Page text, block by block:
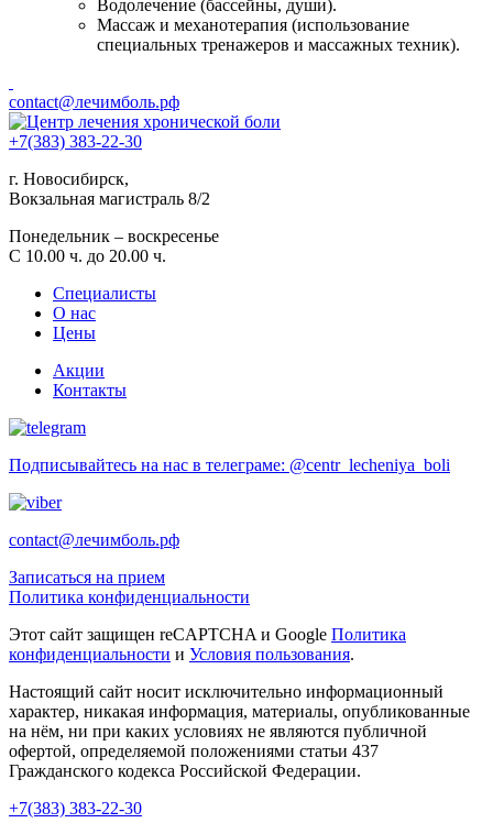
Водолечение (бассейны, души).
Массаж и механотерапия (использование
специальных тренажеров и массажных техник).
contact@лечимболь.рф
+7(383) 383-22-30
г. Новосибирск,
Вокзальная магистраль 8/2
Понедельник – воскресенье
С 10.00 ч. до 20.00 ч.
Специалисты
О нас
Цены
Акции
Контакты
Подписывайтесь на нас в телеграме: @centr_lecheniya_boli
contact@лечимболь.рф
Записаться на прием
Политика конфиденциальности
Этот сайт защищен reCAPTCHA и Google Политика
конфиденциальности и Условия пользования.
Настоящий сайт носит исключительно информационный
характер, никакая информация, материалы, опубликованные
на нём, ни при каких условиях не являются публичной
офертой, определяемой положениями статьи 437
Гражданского кодекса Российской Федерации.
+7(383) 383-22-30